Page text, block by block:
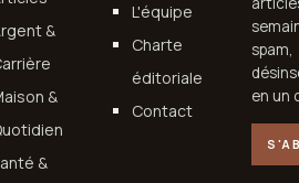
&
&
&
L'équipe
Charte
éditoriale
Contact
spam,
en un